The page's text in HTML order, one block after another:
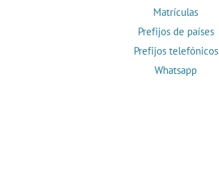
Matrículas
Prefijos de países
Prefijos telefónicos
Whatsapp